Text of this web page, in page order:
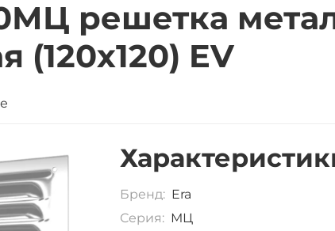
решетка
(120х120) EV
Бренд: Era
Серия: МЦ